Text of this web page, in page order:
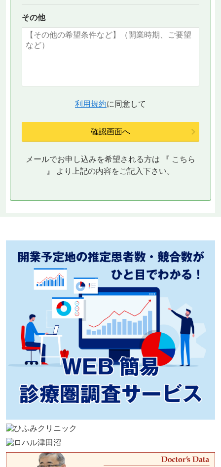
その他
利用規約に同意して
メールでお申し込みを希望される方は 『 こちら
』 より上記の内容をご記入下さい。